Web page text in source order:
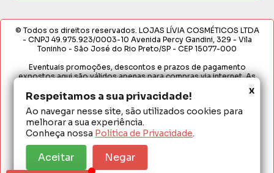
Respeitamos a sua privacidade!
Ao navegar nesse site, são utilizados cookies para
melhorar a sua experiência.
Conheça nossa Política de Privacidade.
Aceitar Negar
x
© Todos os direitos reservados. LOJAS LÍVIA COSMÉTICOS LTDA
- CNPJ 49.975.923/0003-10 Avenida Percy Gandini, 329 - Vila
Toninho - São José do Rio Preto/SP - CEP 15077-000
Eventuais promoções, descontos e prazos de pagamento
expostos aqui são válidos apenas para compras via internet. As
Loja. É proibida a utilização total ou parcial sem nossa autorização.
Em caso de divergência de preços no site, o valor válido é o do
Carrinho de Compras. Preços e condições de pagamento
exclusivos para compras via internet. Ofertas válidas até o
término de nossos estoques para internet. Vendas sujeitas à
análise e confirmação de dados.